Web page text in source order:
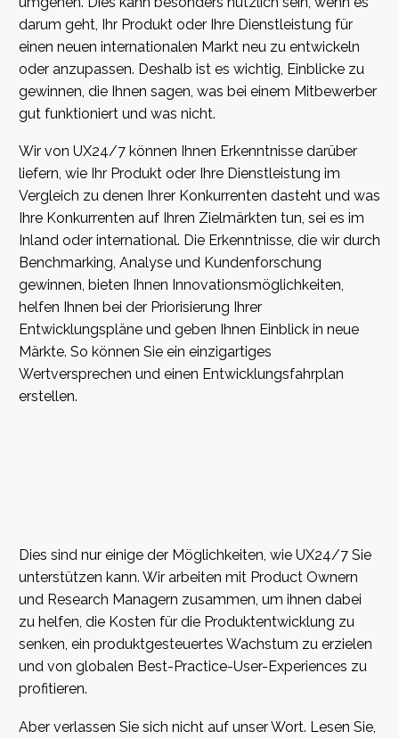
darum geht, Ihr Produkt oder Ihre Dienstleistung für
einen neuen internationalen Markt neu zu entwickeln
oder anzupassen. Deshalb ist es wichtig, Einblicke zu
gewinnen, die Ihnen sagen, was bei einem Mitbewerber
gut funktioniert und was nicht.
Wir von UX24/7 können Ihnen Erkenntnisse darüber
liefern, wie Ihr Produkt oder Ihre Dienstleistung im
Vergleich zu denen Ihrer Konkurrenten dasteht und was
Ihre Konkurrenten auf Ihren Zielmärkten tun, sei es im
Inland oder international. Die Erkenntnisse, die wir durch
Benchmarking, Analyse und Kundenforschung
gewinnen, bieten Ihnen Innovationsmöglichkeiten,
helfen Ihnen bei der Priorisierung Ihrer
Entwicklungspläne und geben Ihnen Einblick in neue
Märkte. So können Sie ein einzigartiges
Wertversprechen und einen Entwicklungsfahrplan
erstellen.
Dies sind nur einige der Möglichkeiten, wie UX24/7 Sie
unterstützen kann. Wir arbeiten mit Product Ownern
und Research Managern zusammen, um ihnen dabei
zu helfen, die Kosten für die Produktentwicklung zu
senken, ein produktgesteuertes Wachstum zu erzielen
und von globalen Best-Practice-User-Experiences zu
profitieren.
Aber verlassen Sie sich nicht auf unser Wort. Lesen Sie,